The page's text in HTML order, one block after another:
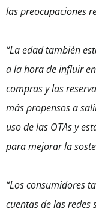
las preocupaciones
“La edad también
a la hora de influir
compras y las
más propensos a
uso de las OTAs y
para mejorar la
“Los consumidores
cuentas de las redes